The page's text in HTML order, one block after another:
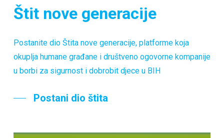
Štit nove generacije
Postanite dio Štita nove generacije, platforme koja
okuplja humane građane i društveno ogovorne kompanije
u borbi za sigurnost i dobrobit djece u BIH
Postani dio štita